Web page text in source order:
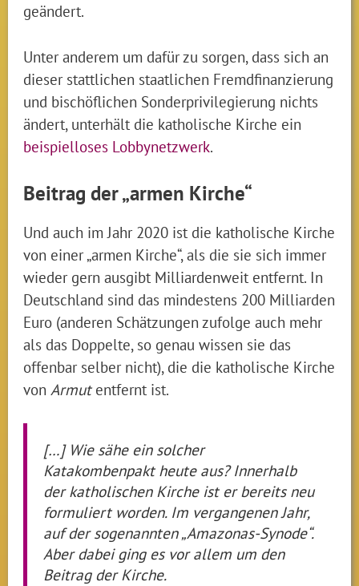
geändert.
Unter anderem um dafür zu sorgen, dass sich an
dieser stattlichen staatlichen Fremdfinanzierung
und bischöflichen Sonderprivilegierung nichts
ändert, unterhält die katholische Kirche ein
beispielloses Lobbynetzwerk.
Beitrag der „armen Kirche“
Und auch im Jahr 2020 ist die katholische Kirche
von einer „armen Kirche“, als die sie sich immer
wieder gern ausgibt Milliardenweit entfernt. In
Deutschland sind das mindestens 200 Milliarden
Euro (anderen Schätzungen zufolge auch mehr
als das Doppelte, so genau wissen sie das
offenbar selber nicht), die die katholische Kirche
von Armut entfernt ist.
[…] Wie sähe ein solcher
Katakombenpakt heute aus? Innerhalb
der katholischen Kirche ist er bereits neu
formuliert worden. Im vergangenen Jahr,
auf der sogenannten „Amazonas-Synode“.
Aber dabei ging es vor allem um den
Beitrag der Kirche.